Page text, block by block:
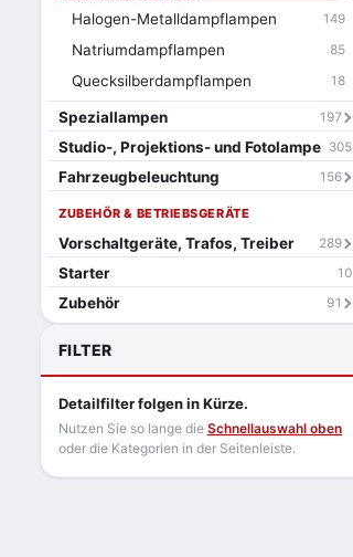
Halogen-Metalldampflampen 149
Natriumdampflampen 85
Quecksilberdampflampen 18
Speziallampen 197
Studio-, Projektions- und Fotolampe 305
Fahrzeugbeleuchtung 156
ZUBEHÖR & BETRIEBSGERÄTE
Vorschaltgeräte, Trafos, Treiber 289
Starter 10
Zubehör 91
FILTER
Detailfilter folgen in Kürze.
Nutzen Sie so lange die Schnellauswahl oben
oder die Kategorien in der Seitenleiste.